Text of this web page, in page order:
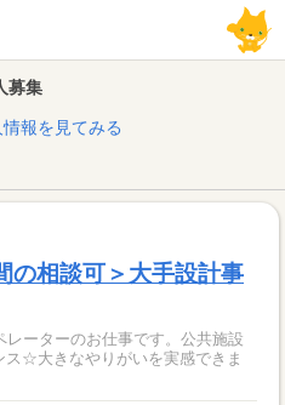
集
報を見てみる
の相談可＞大手設計事
ーターのお仕事です。公共施設
☆大きなやりがいを実感できま